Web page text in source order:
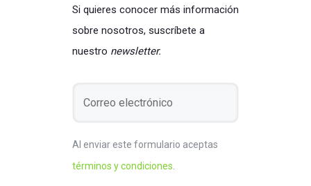
Si quieres conocer más información
sobre nosotros, suscríbete a
nuestro newsletter.
Al enviar este formulario aceptas
términos y condiciones.